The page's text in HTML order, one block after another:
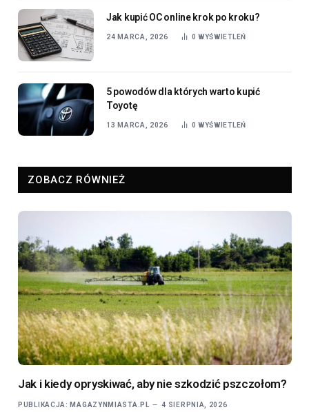
Jak kupić OC online krok po kroku?
24 MARCA, 2026 0 WYŚWIETLEŃ
5 powodów dla których warto kupić
Toyotę
13 MARCA, 2026 0 WYŚWIETLEŃ
ZOBACZ RÓWNIEŻ
Jak i kiedy opryskiwać, aby nie szkodzić pszczołom?
PUBLIKACJA: MAGAZYNMIASTA.PL 4 SIERPNIA, 2026